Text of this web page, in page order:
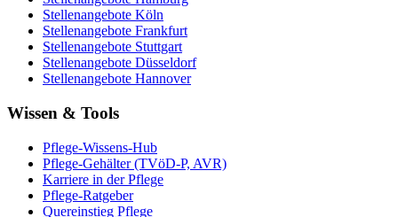
Stellenangebote Köln
Stellenangebote Frankfurt
Stellenangebote Stuttgart
Stellenangebote Düsseldorf
Stellenangebote Hannover
Wissen & Tools
Pflege-Wissens-Hub
Pflege-Gehälter (TVöD-P, AVR)
Karriere in der Pflege
Pflege-Ratgeber
Quereinstieg Pflege